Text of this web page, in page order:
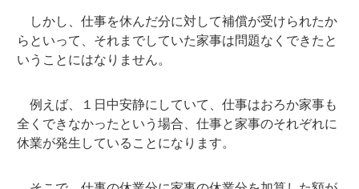
しかし、仕事を休んだ分に対して補償が受けられたか
らといって、それまでしていた家事は問題なくできたと
いうことにはなりません。
例えば、１日中安静にしていて、仕事はおろか家事も
全くできなかったという場合、仕事と家事のそれぞれに
休業が発生していることになります。